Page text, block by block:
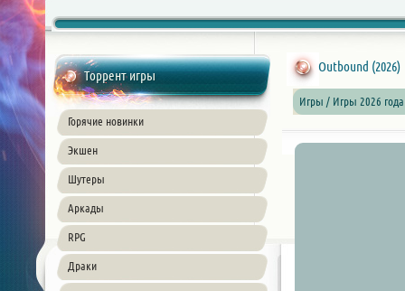
PC
Торрент игры
Горячие новинки
Экшен
Шутеры
Аркады
RPG
Драки
Outbound (2026)
Игры / Игры 2026